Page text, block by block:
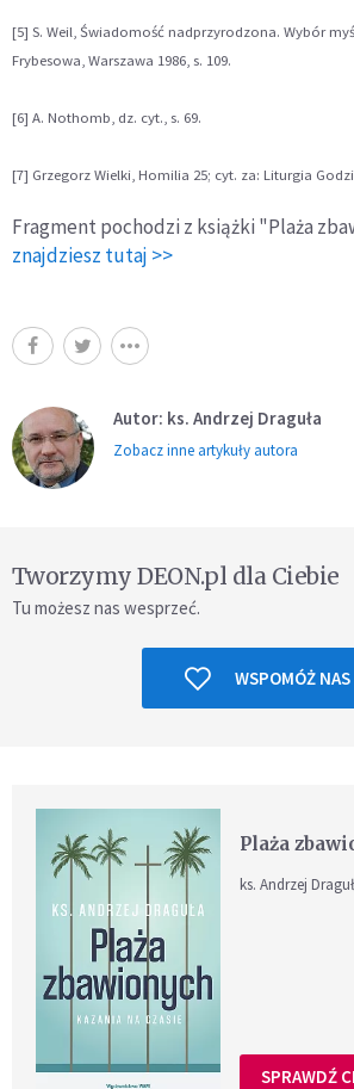
[5] S. Weil, Świadomość nadprzyrodzona. Wybór
Frybesowa, Warszawa 1986, s. 109.
[6] A. Nothomb, dz. cyt., s. 69.
[7] Grzegorz Wielki, Homilia 25; cyt. za: Liturgia
Fragment pochodzi z książki "Plaża
znajdziesz tutaj >>
Autor: ks. Andrzej Draguła
Zobacz inne artykuły autora
Tworzymy DEON.pl dla Ciebie
Tu możesz nas wesprzeć.
WSPOMÓŻ NAS
Plaża
ks. Andrzej
SPRAWDŹ